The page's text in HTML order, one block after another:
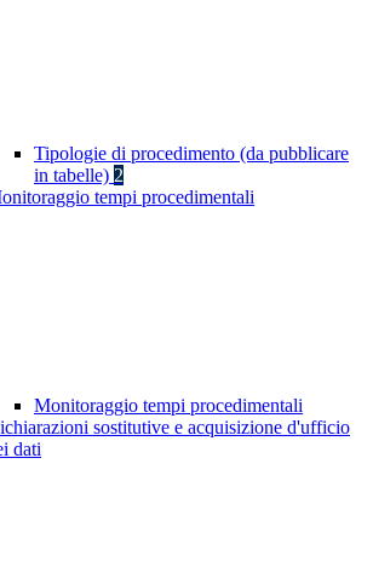
Tipologie di procedimento (da pubblicare
in tabelle) 2
tempi procedimentali
Monitoraggio tempi procedimentali
sostitutive e acquisizione d'ufficio
dati